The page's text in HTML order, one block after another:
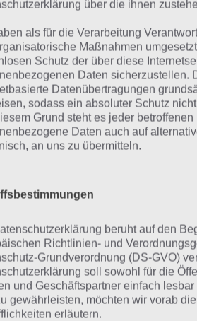
der Karte musst
gesuchten Ort
genau
– 94 Degrees
Adventures
(c) Scimob
Wer nun
erreicht habe,
meist aus
Levels: 4
unbegrenzt
alles direkt
du auch den
Du hast zwar fünf von
Joker zur
bereits erwähnt gibt es die
Ort antippen, der gesucht
jedoch musst du den Ort erst
über die ihnen
als für die Verarbeitung
Maßnahmen
Schutz der über diese
Daten sicherzustellen.
Datenübertragungen
sodass ein absoluter Schutz
Grund steht es jeder betroffenen
Daten auch auf
an uns zu übermitteln.
beruht auf den
Richtlinien- und
Grundverordnung (DS-GVO)
soll sowohl für die
und Geschäftspartner einfach
gewährleisten, möchten wir vorab
erläutern.